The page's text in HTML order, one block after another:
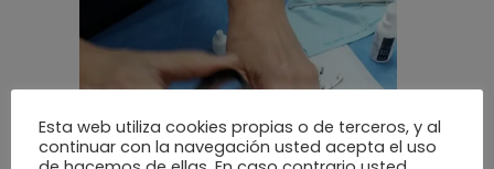
Esta web utiliza cookies propias o de terceros, y al
continuar con la navegación usted acepta el uso